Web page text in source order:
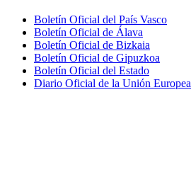
Boletín Oficial del País Vasco
Boletín Oficial de Álava
Boletín Oficial de Bizkaia
Boletín Oficial de Gipuzkoa
Boletín Oficial del Estado
Diario Oficial de la Unión Europea